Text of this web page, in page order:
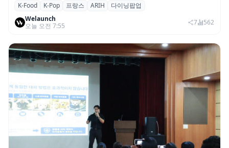
파리의 K-Food 열기…ARIH 팝업 이어 ‘마담
두’도 현지 미식계 진출
K-Food K-Pop 프랑스 ARIH
다이닝팝업
Welaunch
오늘 오전 7:55
7 562